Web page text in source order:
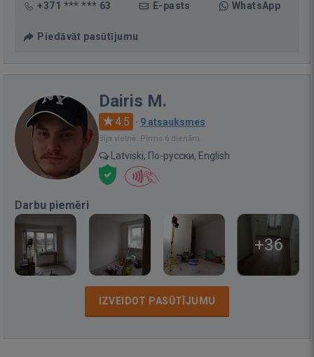
+371 *** *** 63 E-pasts WhatsApp
Piedāvāt pasūtījumu
Dairis M.
4.5 · 9 atsauksmes
Bija vietnē: Pirms 6 dienām
Latviski, По-русски, English
Darbu piemēri
+36
IZVEIDOT PASŪTĪJUMU